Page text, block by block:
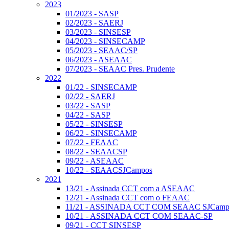
2023
01/2023 - SASP
02/2023 - SAERJ
03/2023 - SINSESP
04/2023 - SINSECAMP
05/2023 - SEAAC/SP
06/2023 - ASEAAC
07/2023 - SEAAC Pres. Prudente
2022
01/22 - SINSECAMP
02/22 - SAERJ
03/22 - SASP
04/22 - SASP
05/22 - SINSESP
06/22 - SINSECAMP
07/22 - FEAAC
08/22 - SEAACSP
09/22 - ASEAAC
10/22 - SEAACSJCampos
2021
13/21 - Assinada CCT com a ASEAAC
12/21 - Assinada CCT com o FEAAC
11/21 - ASSINADA CCT COM SEAAC
10/21 - ASSINADA CCT COM SEAAC-SP
09/21 - CCT SINSESP